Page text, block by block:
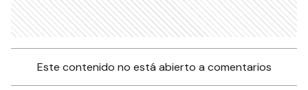
Este contenido no está abierto a comentarios